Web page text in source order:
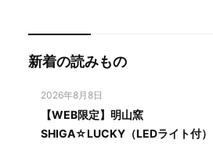
新着の読みもの
2026年8月8日
【WEB限定】明山窯
SHIGA☆LUCKY（LEDライト付）